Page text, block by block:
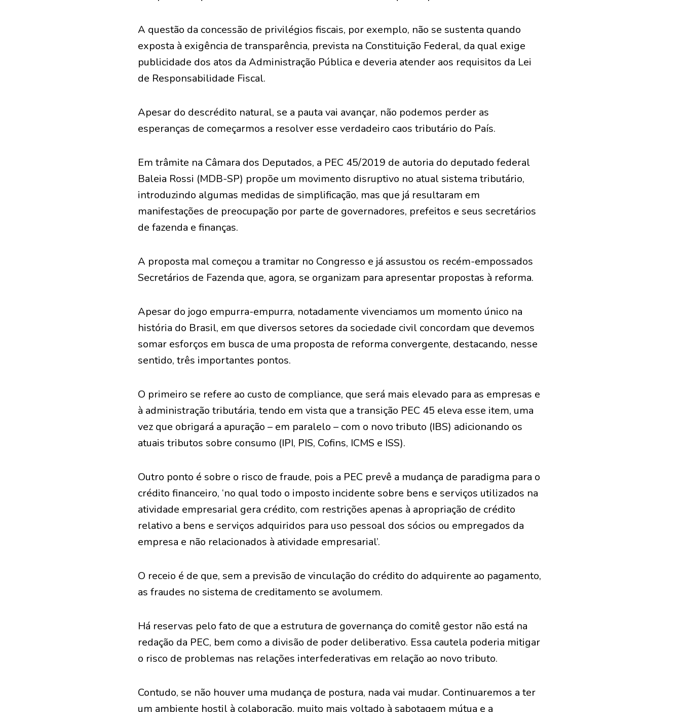
A questão da concessão de privilégios fiscais, por exemplo, não se sustenta quando
exposta à exigência de transparência, prevista na Constituição Federal, da qual exige
publicidade dos atos da Administração Pública e deveria atender aos requisitos da Lei
de Responsabilidade Fiscal.
Apesar do descrédito natural, se a pauta vai avançar, não podemos perder as
esperanças de começarmos a resolver esse verdadeiro caos tributário do País.
Em trâmite na Câmara dos Deputados, a PEC 45/2019 de autoria do deputado federal
Baleia Rossi (MDB-SP) propõe um movimento disruptivo no atual sistema tributário,
introduzindo algumas medidas de simplificação, mas que já resultaram em
manifestações de preocupação por parte de governadores, prefeitos e seus secretários
de fazenda e finanças.
A proposta mal começou a tramitar no Congresso e já assustou os recém-empossados
Secretários de Fazenda que, agora, se organizam para apresentar propostas à reforma.
Apesar do jogo empurra-empurra, notadamente vivenciamos um momento único na
história do Brasil, em que diversos setores da sociedade civil concordam que devemos
somar esforços em busca de uma proposta de reforma convergente, destacando, nesse
sentido, três importantes pontos.
O primeiro se refere ao custo de compliance, que será mais elevado para as empresas e
à administração tributária, tendo em vista que a transição PEC 45 eleva esse item, uma
vez que obrigará a apuração – em paralelo – com o novo tributo (IBS) adicionando os
atuais tributos sobre consumo (IPI, PIS, Cofins, ICMS e ISS).
Outro ponto é sobre o risco de fraude, pois a PEC prevê a mudança de paradigma para o
crédito financeiro, ‘no qual todo o imposto incidente sobre bens e serviços utilizados na
atividade empresarial gera crédito, com restrições apenas à apropriação de crédito
relativo a bens e serviços adquiridos para uso pessoal dos sócios ou empregados da
empresa e não relacionados à atividade empresarial’.
O receio é de que, sem a previsão de vinculação do crédito do adquirente ao pagamento,
as fraudes no sistema de creditamento se avolumem.
Há reservas pelo fato de que a estrutura de governança do comitê gestor não está na
redação da PEC, bem como a divisão de poder deliberativo. Essa cautela poderia mitigar
o risco de problemas nas relações interfederativas em relação ao novo tributo.
Contudo, se não houver uma mudança de postura, nada vai mudar. Continuaremos a ter
um ambiente hostil à colaboração, muito mais voltado à sabotagem mútua e a